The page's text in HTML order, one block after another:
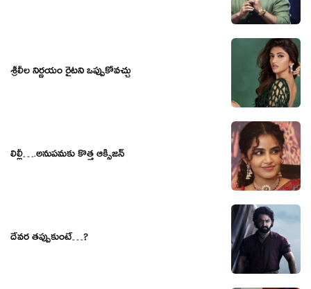
శ్రీలీల నిర్ణయం రైటని ఒప్పుకోవచ్చు
లిల్లీ….అనుపమకు కొత్త ఆక్సిజన్
దేవర తప్పుకుంటే…?